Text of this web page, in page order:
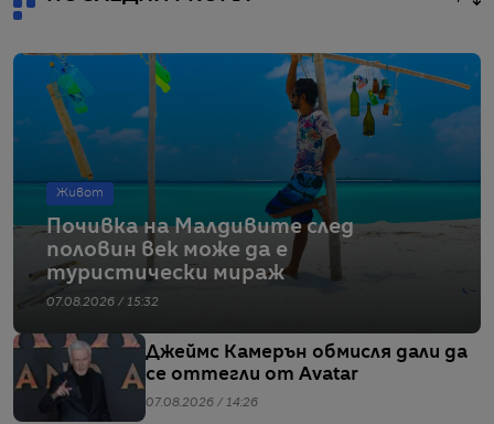
Живот
Почивка на Малдивите след
половин век може да е
туристически мираж
07.08.2026 / 15:32
Джеймс Камерън обмисля дали да
се оттегли от Avatar
07.08.2026 / 14:26